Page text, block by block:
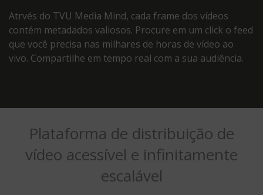
Atrvés do TVU Media Mind, cada frame dos vídeos
contém metadados valiosos. Procure em um click o feed
que você precisa nas milhares de horas de vídeo ao
vivo. Compartilhe em tempo real com a sua audiência.
Plataforma de distribuição de
vídeo acessível e infinitamente
escalável